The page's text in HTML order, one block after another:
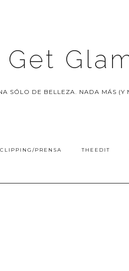
Get
SÓLO DE BELLEZA. NADA MÁS (Y
CLIPPING/PRENSA THEEDIT